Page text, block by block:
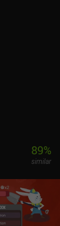
ya es
89%
similar